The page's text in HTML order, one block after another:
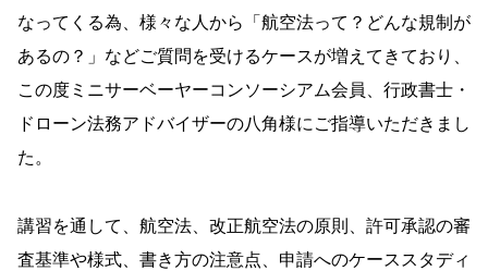
なってくる為、様々な人から「航空法って？どんな規制が
あるの？」などご質問を受けるケースが増えてきており、
この度ミニサーベーヤーコンソーシアム会員、行政書士・
ドローン法務アドバイザーの八角様にご指導いただきまし
た。
講習を通して、航空法、改正航空法の原則、許可承認の審
査基準や様式、書き方の注意点、申請へのケーススタディ